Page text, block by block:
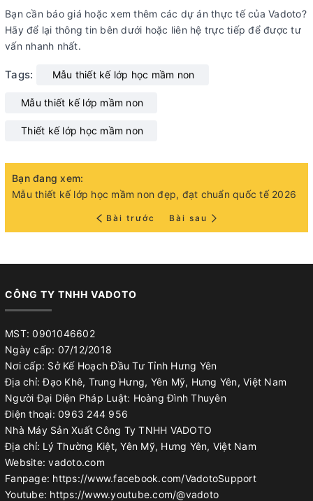
Bạn cần báo giá hoặc xem thêm các dự án thực tế của Vadoto?
Hãy để lại thông tin bên dưới hoặc liên hệ trực tiếp để được tư
vấn nhanh nhất.
Tags: Mẫu thiết kế lớp học mầm non
Mẫu thiết kế lớp mầm non
Thiết kế lớp học mầm non
Bạn đang xem:
Mẫu thiết kế lớp học mầm non đẹp, đạt chuẩn quốc tế 2026
Bài trước Bài sau
CÔNG TY TNHH VADOTO
MST: 0901046602
Ngày cấp: 07/12/2018
Nơi cấp: Sở Kế Hoạch Đầu Tư Tỉnh Hưng Yên
Địa chỉ: Đạo Khê, Trung Hưng, Yên Mỹ, Hưng Yên, Việt Nam
Người Đại Diện Pháp Luật: Hoàng Đình Thuyên
Điện thoại: 0963 244 956
Nhà Máy Sản Xuất Công Ty TNHH VADOTO
Địa chỉ: Lý Thường Kiệt, Yên Mỹ, Hưng Yên, Việt Nam
Website: vadoto.com
Fanpage: https://www.facebook.com/VadotoSupport
Youtube: https://www.youtube.com/@vadoto